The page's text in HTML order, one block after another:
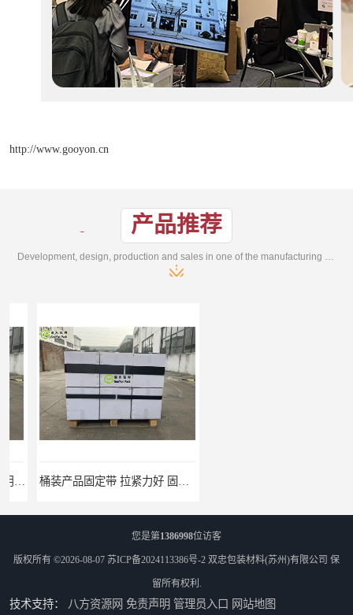
http://www.gooyon.cn
产品推荐
桶装产品固定带 拉紧力好 固永包材
您是第1386998位访客
版权所有 ©2026-08-07 苏ICP备2024113386号-2 双忠包装材料(苏州)有限公司 保
留所有权利.
技术支持： 八方资源网 免责声明 管理员入口 网站地图